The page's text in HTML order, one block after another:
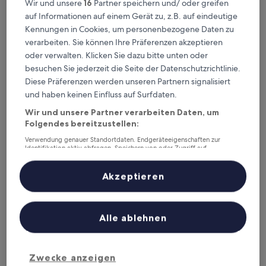
6. Aug. - 7. Aug.
7. Aug. - 8. Aug.
Dieses Wochenende
7. Aug. - 9. Aug.
Nächstes Wochenende
14. Aug. - 16. Aug.
Intercommunalité
d'Alençon – wo
übernachten?
Top-Hotels in Alençon
BRIT HOTEL CONFORT ALENCON
BRIT HOTEL CONFORT ALENCON ibis
Wir und unsere16 Partner speichern und/ oder greifen
auf Informationen auf einem Gerät zu, z.B. auf eindeutige
Kennungen in Cookies, um personenbezogene Daten zu
verarbeiten. Sie können Ihre Präferenzen akzeptieren
oder verwalten. Klicken Sie dazu bitte unten oder
besuchen Sie jederzeit die Seite der Datenschutzrichtlinie.
Diese Präferenzen werden unseren Partnern signalisiert
und haben keinen Einfluss auf Surfdaten.
Wir und unsere Partner verarbeiten Daten, um
Folgendes bereitzustellen:
Verwendung genauer Standortdaten. Endgeräteeigenschaften zur
Identifikation aktiv abfragen. Speichern von oder Zugriff auf
Inhalte, Messung von Werbeleistung und der Performance von Inhalten,
Zielgruppenforschung sowie Entwicklung und Verbesserung von
Liste der Partner (Lieferanten)
Zwecke anzeigen
Alle ablehnen
Akzeptieren